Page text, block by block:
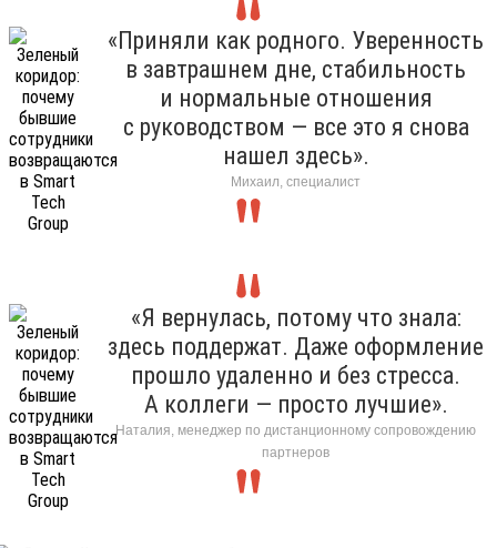
«Приняли как родного. Уверенность
в завтрашнем дне, стабильность
и нормальные отношения
с руководством — все это я снова
нашел здесь».
Михаил, специалист
«Я вернулась, потому что знала:
здесь поддержат. Даже оформление
прошло удаленно и без стресса.
А коллеги — просто лучшие».
Наталия, менеджер по дистанционному сопровождению
партнеров